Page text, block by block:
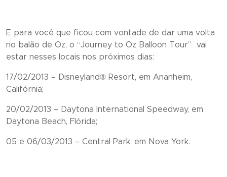
E para você que ficou com vontade de dar uma volta
no balão de Oz, o “Journey to Oz Balloon Tour” vai
estar nesses locais nos próximos dias:
17/02/2013 – Disneyland® Resort, em Ananheim,
Califórnia;
20/02/2013 – Daytona International Speedway, em
Daytona Beach, Flórida;
05 e 06/03/2013 – Central Park, em Nova York.